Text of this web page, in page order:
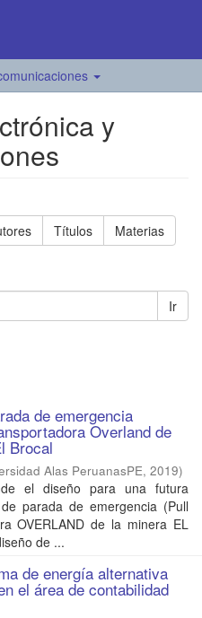
y
Títulos Materias
Ir
de emergencia
Overland de
Brocal
Alas PeruanasPE, 2019)
el diseño para una futura
parada de emergencia (Pull
OVERLAND de la minera EL
de ...
de energía alternativa
el área de contabilidad